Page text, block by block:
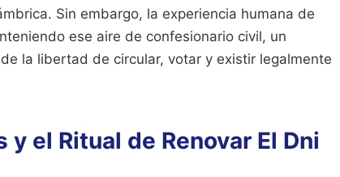
Sin embargo, la experiencia humana de
ese aire de confesionario civil, un
la libertad de circular, votar y existir legalmente
el Ritual de Renovar El Dni